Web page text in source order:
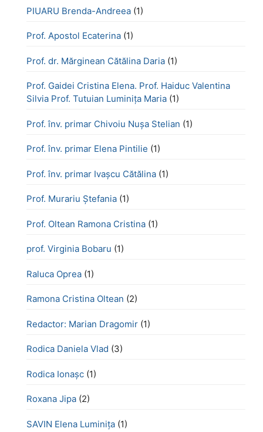
PIUARU Brenda-Andreea (1)
Prof. Apostol Ecaterina (1)
Prof. dr. Mărginean Cătălina Daria (1)
Prof. Gaidei Cristina Elena. Prof. Haiduc Valentina
Silvia Prof. Tutuian Luminița Maria (1)
Prof. înv. primar Chivoiu Nușa Stelian (1)
Prof. înv. primar Elena Pintilie (1)
Prof. înv. primar Ivașcu Cătălina (1)
Prof. Murariu Ștefania (1)
Prof. Oltean Ramona Cristina (1)
prof. Virginia Bobaru (1)
Raluca Oprea (1)
Ramona Cristina Oltean (2)
Redactor: Marian Dragomir (1)
Rodica Daniela Vlad (3)
Rodica Ionașc (1)
Roxana Jipa (2)
SAVIN Elena Luminița (1)